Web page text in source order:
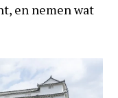
en nemen wat